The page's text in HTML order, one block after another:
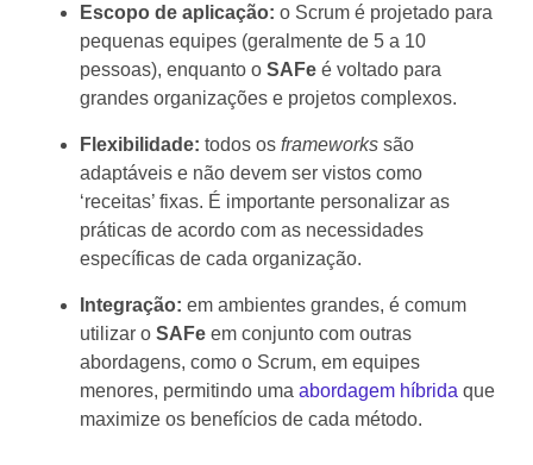
Escopo de aplicação: o Scrum é projetado para
pequenas equipes (geralmente de 5 a 10
pessoas), enquanto o SAFe é voltado para
grandes organizações e projetos complexos.
Flexibilidade: todos os frameworks são
adaptáveis e não devem ser vistos como
‘receitas’ fixas. É importante personalizar as
práticas de acordo com as necessidades
específicas de cada organização.
Integração: em ambientes grandes, é comum
utilizar o SAFe em conjunto com outras
abordagens, como o Scrum, em equipes
menores, permitindo uma abordagem híbrida que
maximize os benefícios de cada método.